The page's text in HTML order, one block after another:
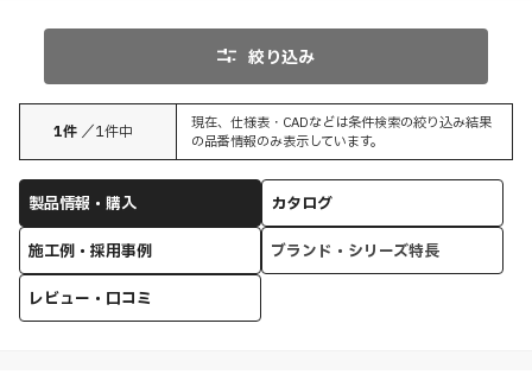
絞り込み
1件 ／1件中
現在、仕様表・CADなどは条件検索の絞り込み結果
の品番情報のみ表示しています。
製品情報・購入
カタログ
施工例・採用事例
ブランド・シリーズ特長
レビュー・口コミ